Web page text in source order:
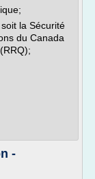
la Sécurité
du Canada
-